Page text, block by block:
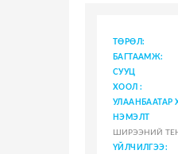
ТӨРӨЛ:
БАГТААМЖ:
СУУЦ
ХООЛ :
УЛААНБААТАР
НЭМЭЛТ
ШИРЭЭНИЙ
ҮЙЛЧИЛГЭЭ: